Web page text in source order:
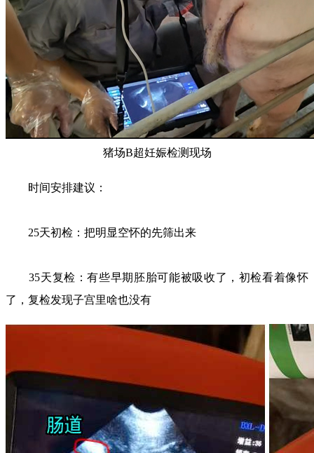
猪场B超妊娠检测现场
时间安排建议：
25天初检：把明显空怀的先筛出来
35天复检：有些早期胚胎可能被吸收了，初检看着像怀
了，复检发现子宫里啥也没有